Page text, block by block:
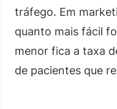
tráfego. Em
quanto mais fácil
menor fica a taxa
de pacientes que